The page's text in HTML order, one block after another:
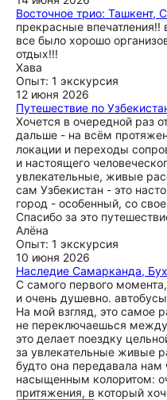
Восточное трио: Ташкент,
прекрасные
все было хорошо
отдых!!!
Хава
Опыт: 1 экскурсия
12 июня 2026
Путешествие по
Хочется в очередной раз
дальше - на всём
локации и переходы
и настоящего
увлекательные, живые
сам Узбекистан - это
город - особенный, со
Спасибо за это
Алёна
Опыт: 1 экскурсия
10 июня 2026
Наследие Самарканда,
С самого первого
и очень душевно.
На мой взгляд, это самое
не переключаешься между
это делает поездку
за увлекательные живые
будто она передавала нам
насыщенным колоритом:
притяжения, в который